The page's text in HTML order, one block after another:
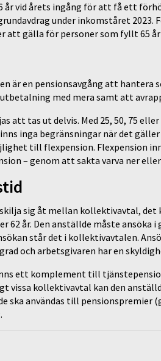
år vid årets ingång för att få ett
under inkomståret 2023.
att gälla för personer som fyllt 65
är en pensionsavgång att
med mera samt att
att tas ut delvis. Med 25, 50, 75
inga begränsningar när det
till flexpension. Flexpension
– genom att sakta varva ner
sig åt mellan kollektivavtal, det
62 år. Den anställde måste
står det i kollektivavtalen.
och arbetsgivaren har en
ett komplement till
vissa kollektivavtal kan den
ska användas till pensionspremier